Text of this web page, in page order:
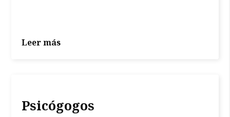
Leer más
Psicógogos